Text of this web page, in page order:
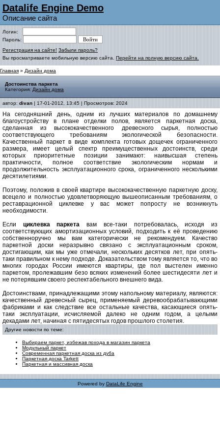
Datalife Engine Demo
Описание сайта
Логин:
Пароль:
Регистрация на сайте! Забыли пароль?
Вы просматриваете мобильную версию сайта. Перейти на полную версию сайта.
Главная » Дизайн дома
Достоинства паркета
Категория: Дизайн дома
автор: divan | 17-01-2012, 13:45 | Просмотров: 2024
На сегодняшний день, одним из лучших материалов по домашнему
благоустройству в плане отделки полов, является паркетная доска,
сделанная из высококачественного древесного сырья, полностью
соответствующего требованиям экологической безопасности.
Качественный паркет в виде комплекта готовых дощечек ограниченного
размера, имеет целый спектр преимущественных достоинств, среди
которых приоритетные позиции занимают: наивысшая степень
практичности, полное соответствие экологическим нормам и
продолжительность эксплуатационного срока, ограниченного несколькими
десятилетиями.
Поэтому, положив в своей квартире высококачественную паркетную доску,
всецело и полностью удовлетворяющую вышеописанным требованиям, о
реставрационной циклевке у вас может попросту не возникнуть
необходимости.
Если циклевка паркета вам все-таки потребовалась, исходя из
соответствующих амортизационных условий, подходить к её проведению
собственноручно мы вам категорически не рекомендуем. Качество
паркетной доски неразрывно связано с эксплуатационным сроком,
достигающим, как мы уже отмечали, нескольких десятков лет, при опять-
таки правильном к нему подходе. Доказательством тому является то, что во
многих городах России имеются квартиры, где пол выстелен именно
паркетом, пролежавшим безо всяких изменений более шестидесяти лет и
не потерявшим своего респектабельного внешнего вида.
Достоинствами, принадлежащими этому напольному материалу, являются:
качественный древесный сырец, применяемый деревообрабатывающими
фабриками и как следствие все остальные качества, касающиеся опять-
таки эксплуатации, исчисляемой далеко не одним годом, а целыми
декадами лет, начиная с пятидесятых годов прошлого столетия.
Другие новости по теме:
Выбираем паркет, избежав похода в магазин паркета
Модульный паркет
Современная паркетная доска из дуба
Паркетная доска Tarkett
Паркетная и массивная доска
Powered by DataLife Engine